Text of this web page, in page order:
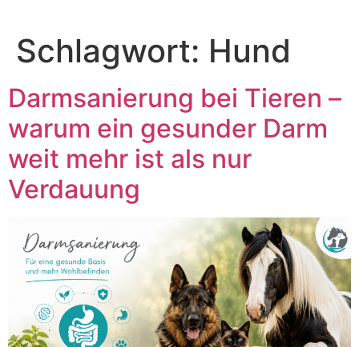
springen
Schlagwort: Hund
Darmsanierung bei Tieren –
warum ein gesunder Darm
weit mehr ist als nur
Verdauung